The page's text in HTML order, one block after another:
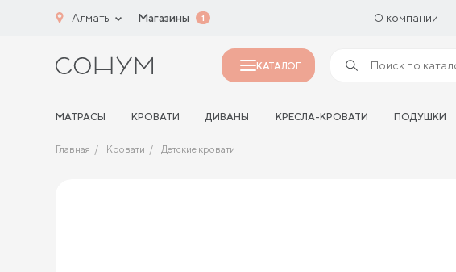
Алматы Магазины 1 О компании
КАТАЛОГ
МАТРАСЫ КРОВАТИ ДИВАНЫ КРЕСЛА-КРОВАТИ ПОДУШКИ
Главная Кровати Детские кровати